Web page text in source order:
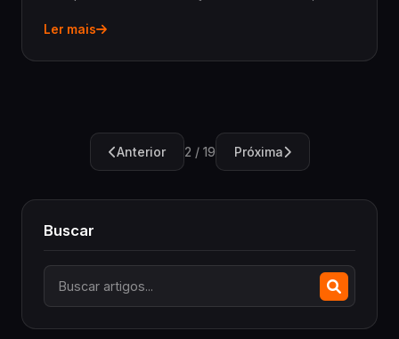
o passo número um para garantir a saúde do...
Ler mais
Anterior 2 / 19 Próxima
Buscar